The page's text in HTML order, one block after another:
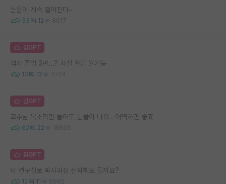
논문이 계속 떨어진다~
33 12 8617
김GPT
석사 졸업 3년...? 사실 확답 뷸가능
13 12 7724
김GPT
교수님 목소리만 들어도 눈물이 나요.. 어떡하면 좋죠
62 22 18836
김GPT
타 연구실로 박사과정 진학해도 될까요?
12 11 6992